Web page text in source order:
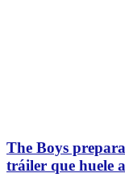
The Boys
tráiler que huele